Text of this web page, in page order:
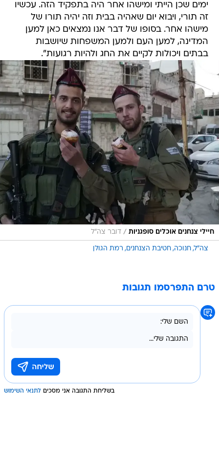
ימים שכן הייתי ומישהו אחר היה בתפקיד הזה. עכשיו
זה תורי, ויבוא יום שאהיה בבית וזה יהיה תורו של
מישהו אחר. בסופו של דבר אנו נמצאים כאן למען
המדינה, למען העם ולמען המשפחות שיושבות
בבתים ויכולות לקיים את החג ולהיות רגועות".
חיילי צנחנים אוכלים סופגניות / דובר צה"ל
צה"ל חנוכה חטיבת הצנחנים רמת הגולן
טרם התפרסמו תגובות
בשליחת התגובה אני מסכים לתנאי השימוש